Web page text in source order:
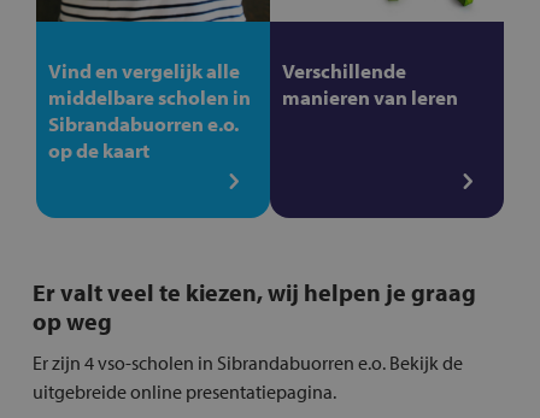
Vind en vergelijk alle
middelbare scholen in
Sibrandabuorren e.o.
op de kaart
Verschillende
manieren van leren
Er valt veel te kiezen, wij helpen je graag
op weg
Er zijn 4 vso-scholen in Sibrandabuorren e.o. Bekijk de
uitgebreide online presentatiepagina.